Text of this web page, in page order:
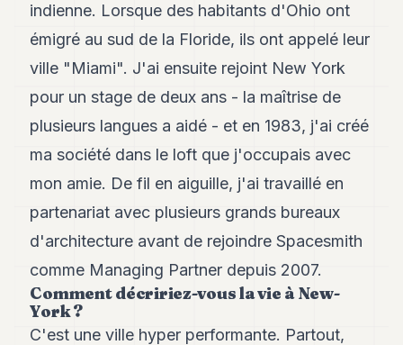
Andy
Andy
28
27
Andy
26
Andy
Andy
23
22
Andy
21
Andy
19
Andy
indienne. Lorsque des habitants d'Ohio ont
émigré au sud de la Floride, ils ont appelé leur
ville "Miami". J'ai ensuite rejoint New York
pour un stage de deux ans - la maîtrise de
plusieurs langues a aidé - et en 1983, j'ai créé
ma société dans le loft que j'occupais avec
mon amie. De fil en aiguille, j'ai travaillé en
partenariat avec plusieurs grands bureaux
d'architecture avant de rejoindre Spacesmith
comme Managing Partner depuis 2007.
Comment décririez-vous la vie à New-
York ?
C'est une ville hyper performante. Partout,